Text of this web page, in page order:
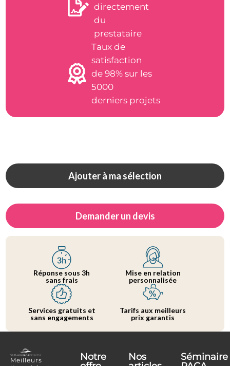
directement
du
prestataire
Taux de
satisfaction
de 98% sur les
5000
derniers projets
Ajouter à ma sélection
Demander un devis
Réponse sous 3h
sans frais
Mise en relation
personnalisée
Services gratuits et
sans engagements
Tarifs aux meilleurs
prix garantis
Meilleurs
Notre
Nos
Séminaire